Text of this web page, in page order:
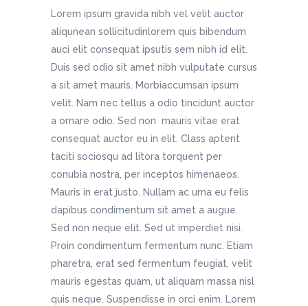
Lorem ipsum gravida nibh vel velit auctor
aliqunean sollicitudinlorem quis bibendum
auci elit consequat ipsutis sem nibh id elit.
Duis sed odio sit amet nibh vulputate cursus
a sit amet mauris. Morbiaccumsan ipsum
velit. Nam nec tellus a odio tincidunt auctor
a ornare odio. Sed non mauris vitae erat
consequat auctor eu in elit. Class aptent
taciti sociosqu ad litora torquent per
conubia nostra, per inceptos himenaeos.
Mauris in erat justo. Nullam ac urna eu felis
dapibus condimentum sit amet a augue.
Sed non neque elit. Sed ut imperdiet nisi.
Proin condimentum fermentum nunc. Etiam
pharetra, erat sed fermentum feugiat, velit
mauris egestas quam, ut aliquam massa nisl
quis neque. Suspendisse in orci enim. Lorem